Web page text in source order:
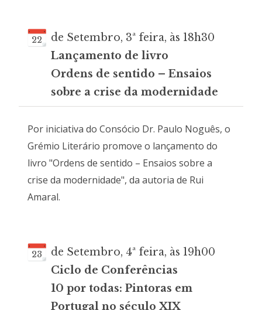
22
de Setembro, 3ª feira, às 18h30
Lançamento de livro
Ordens de sentido – Ensaios
sobre a crise da modernidade
Por iniciativa do Consócio Dr. Paulo Noguês, o
Grémio Literário promove o lançamento do
livro "Ordens de sentido – Ensaios sobre a
crise da modernidade", da autoria de Rui
Amaral.
23
de Setembro, 4ª feira, às 19h00
Ciclo de Conferências
10 por todas: Pintoras em
Portugal no século XIX